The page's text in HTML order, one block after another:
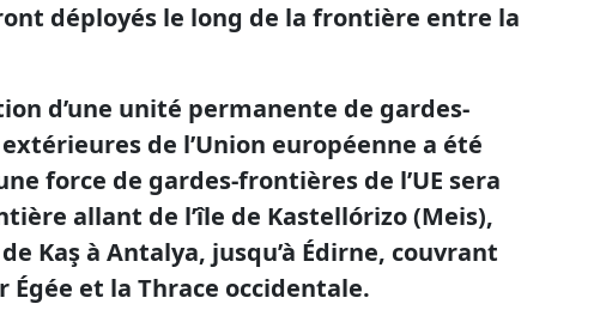
déployés le long de la frontière entre la
d’une unité permanente de gardes-
de l’Union européenne a été
force de gardes-frontières de l’UE sera
allant de l’île de Kastellórizo (Meis),
Kaş à Antalya, jusqu’à Édirne, couvrant
Égée et la Thrace occidentale.